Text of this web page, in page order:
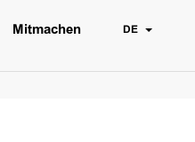
Mitmachen DE